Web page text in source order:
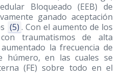
Bloqueado (EEB) de
ganado aceptación
(5) . Con el aumento de los
traumatismos de alta
la frecuencia de
húmero, en las cuales se
(FE) sobre todo en el